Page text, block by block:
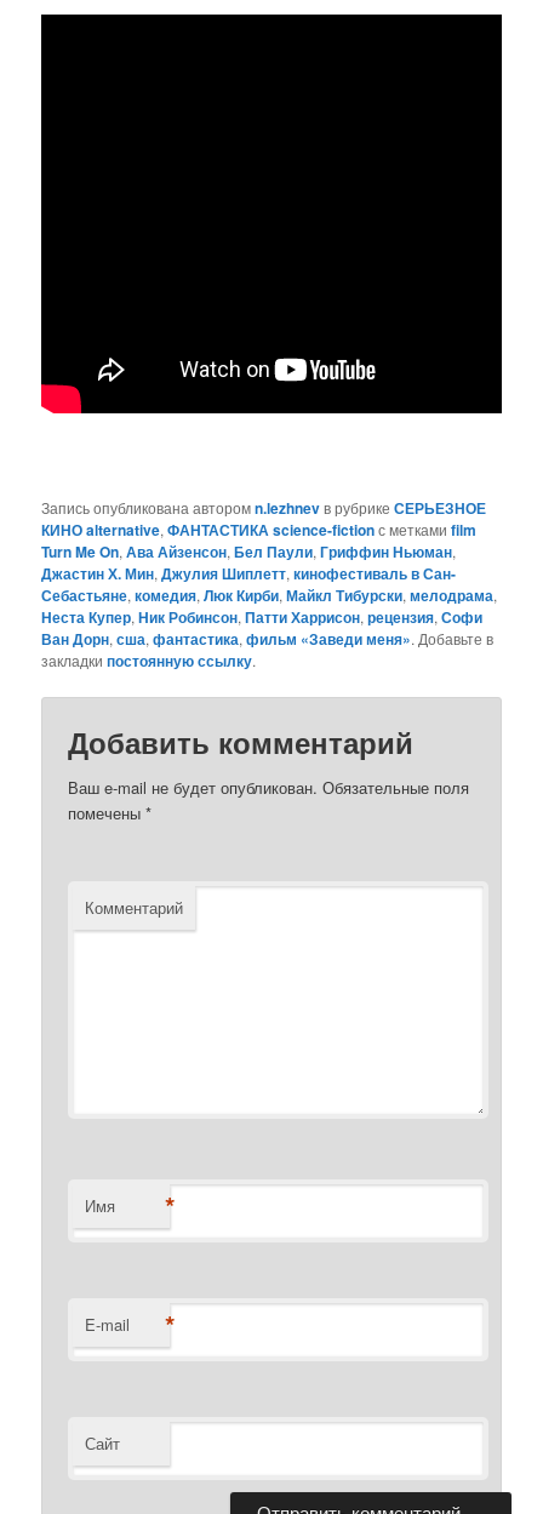
Запись опубликована авторомn.lezhnevв рубрикеСЕРЬЕЗНОЕ
КИНО alternative,ФАНТАСТИКА science-fictionс меткамиfilm
Turn Me On,Ава Айзенсон,Бел Паули,Гриффин Ньюман,
Джастин Х. Мин,Джулия Шиплетт,кинофестиваль в Сан-
Себастьяне,комедия,Люк Кирби,Майкл Тибурски,мелодрама,
Неста Купер,Ник Робинсон,Патти Харрисон,рецензия,Софи
Ван Дорн,сша,фантастика,фильм «Заведи меня». Добавьте в
закладкипостоянную ссылку.
Добавить комментарий
Ваш e-mail не будет опубликован. Обязательные поля
помечены*
Комментарий
Имя *
E-mail *
Сайт